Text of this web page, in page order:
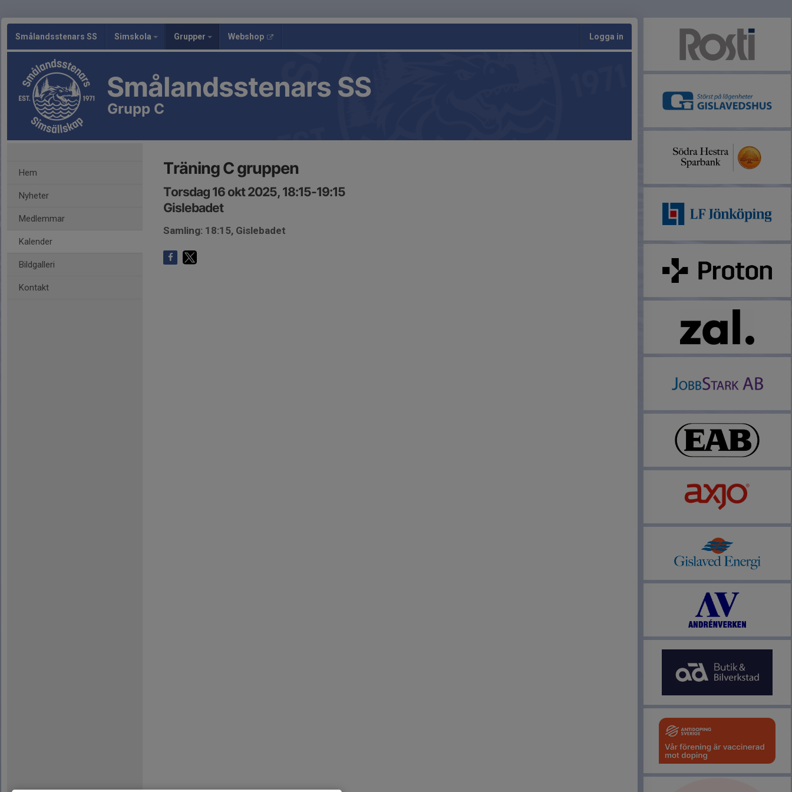
Smålandsstenars SS Simskola Grupper Webshop Logga in
Smålandsstenars SS
Grupp C
Hem
Nyheter
Medlemmar
Kalender
Bildgalleri
Kontakt
Träning C gruppen
Torsdag 16 okt 2025, 18:15-19:15
Gislebadet
Samling: 18:15, Gislebadet